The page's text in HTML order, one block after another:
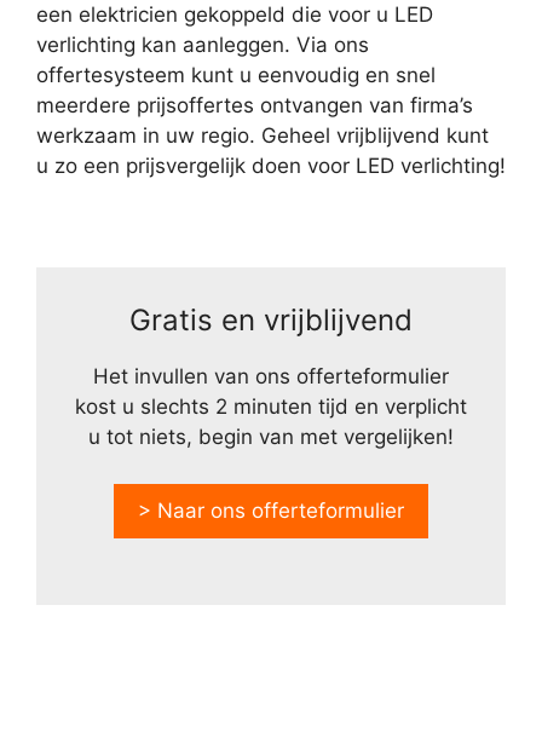
een elektricien gekoppeld die voor u LED
verlichting kan aanleggen. Via ons
offertesysteem kunt u eenvoudig en snel
meerdere prijsoffertes ontvangen van firma’s
werkzaam in uw regio. Geheel vrijblijvend kunt
u zo een prijsvergelijk doen voor LED verlichting!
Gratis en vrijblijvend
Het invullen van ons offerteformulier
kost u slechts 2 minuten tijd en verplicht
u tot niets, begin van met vergelijken!
> Naar ons offerteformulier